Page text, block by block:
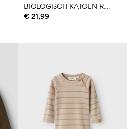
B
IOLOGISCH KATOEN ROMPER
€ 21,99